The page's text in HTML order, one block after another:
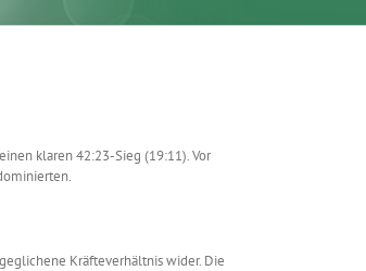
klaren 42:23-Sieg (19:11). Vor
Kräfteverhältnis wider. Die